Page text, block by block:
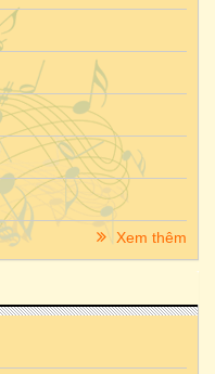
Xem thêm